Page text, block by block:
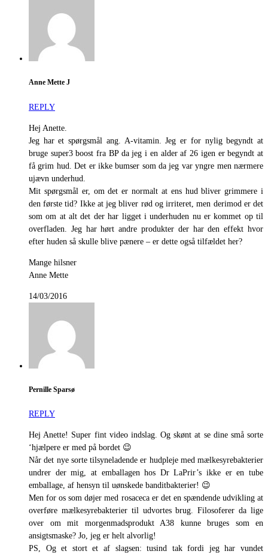
Anne Mette J
REPLY
Hej Anette.
Jeg har et spørgsmål ang. A-vitamin. Jeg er for nylig begyndt at
bruge super3 boost fra BP da jeg i en alder af 26 igen er begyndt at
få grim hud. Det er ikke bumser som da jeg var yngre men nærmere
ujævn underhud.
Mit spørgsmål er, om det er normalt at ens hud bliver grimmere i
den første tid? Ikke at jeg bliver rød og irriteret, men derimod er det
som om at alt det der har ligget i underhuden nu er kommet op til
overfladen. Jeg har hørt andre produkter der har den effekt hvor
efter huden så skulle blive pænere – er dette også tilfældet her?
Mange hilsner
Anne Mette
14/03/2016
Pernille Sparsø
REPLY
Hej Anette! Super fint video indslag. Og skønt at se dine små sorte
‘hjælpere er med på bordet 😉
Når det nye sorte tilsyneladende er hudpleje med mælkesyrebakterier
undrer der mig, at emballagen hos Dr LaPrir’s ikke er en tube
emballage, af hensyn til uønskede banditbakterier! 😉
Men for os som døjer med rosaceca er det en spændende udvikling at
overføre mælkesyrebakterier til udvortes brug. Filosoferer da lige
over om mit morgenmadsprodukt A38 kunne bruges som en
ansigtsmaske? Jo, jeg er helt alvorlig!
PS, Og et stort et af slagsen: tusind tak fordi jeg har vundet